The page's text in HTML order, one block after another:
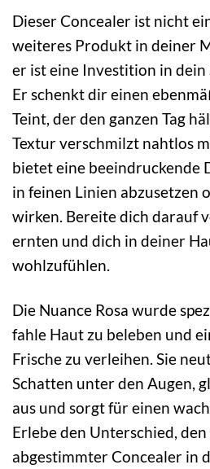
Dieser Concealer ist nicht
weiteres Produkt in deiner
er ist eine Investition in dein
Er schenkt dir einen
Teint, der den ganzen Tag
Textur verschmilzt nahtlos
bietet eine beeindruckende
in feinen Linien abzusetzen
wirken. Bereite dich darauf
ernten und dich in deiner
wohlzufühlen.
Die Nuance Rosa wurde
fahle Haut zu beleben und
Frische zu verleihen. Sie
Schatten unter den Augen,
aus und sorgt für einen
Erlebe den Unterschied,
abgestimmter Concealer in